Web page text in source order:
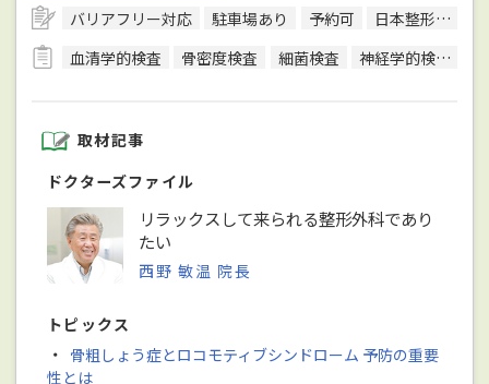
バリアフリー対応 駐車場あり 予約可
日本整形外科学会整形外科専門医
血清学的検査
骨密度検査 細菌検査 神経学的検査
取材記事
ドクターズファイル
リラックスして来られる整形外科であり
たい
西野 敏温 院長
トピックス
・ 骨粗しょう症とロコモティブシンドローム 予防の重要
性とは